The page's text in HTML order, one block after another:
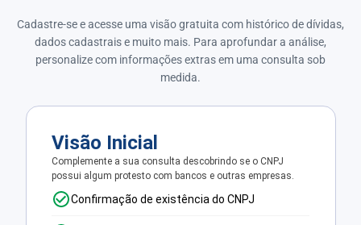
Cadastre-se e acesse uma visão gratuita com histórico de dívidas,
dados cadastrais e muito mais. Para aprofundar a análise,
personalize com informações extras em uma consulta sob
medida.
Visão Inicial
Complemente a sua consulta descobrindo se o CNPJ
possui algum protesto com bancos e outras empresas.
Confirmação de existência do CNPJ